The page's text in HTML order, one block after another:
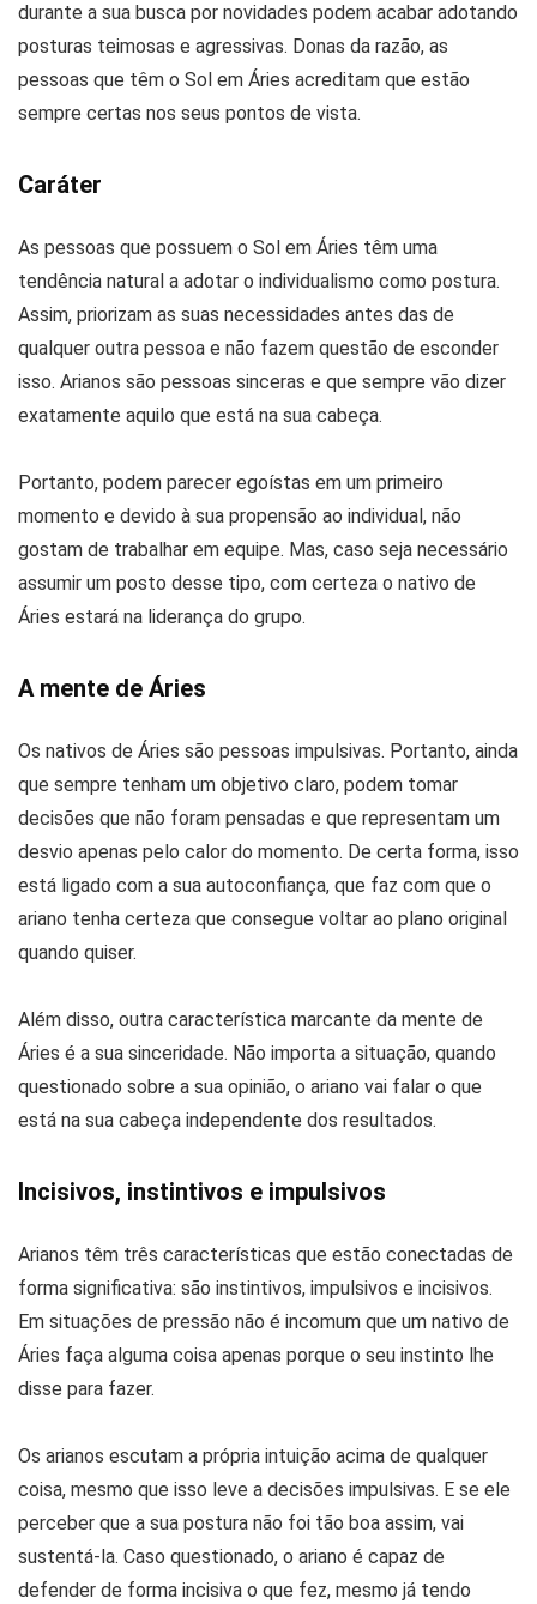
durante a sua busca por novidades podem acabar adotando
posturas teimosas e agressivas. Donas da razão, as
pessoas que têm o Sol em Áries acreditam que estão
sempre certas nos seus pontos de vista.
Caráter
As pessoas que possuem o Sol em Áries têm uma
tendência natural a adotar o individualismo como postura.
Assim, priorizam as suas necessidades antes das de
qualquer outra pessoa e não fazem questão de esconder
isso. Arianos são pessoas sinceras e que sempre vão dizer
exatamente aquilo que está na sua cabeça.
Portanto, podem parecer egoístas em um primeiro
momento e devido à sua propensão ao individual, não
gostam de trabalhar em equipe. Mas, caso seja necessário
assumir um posto desse tipo, com certeza o nativo de
Áries estará na liderança do grupo.
A mente de Áries
Os nativos de Áries são pessoas impulsivas. Portanto, ainda
que sempre tenham um objetivo claro, podem tomar
decisões que não foram pensadas e que representam um
desvio apenas pelo calor do momento. De certa forma, isso
está ligado com a sua autoconfiança, que faz com que o
ariano tenha certeza que consegue voltar ao plano original
quando quiser.
Além disso, outra característica marcante da mente de
Áries é a sua sinceridade. Não importa a situação, quando
questionado sobre a sua opinião, o ariano vai falar o que
está na sua cabeça independente dos resultados.
Incisivos, instintivos e impulsivos
Arianos têm três características que estão conectadas de
forma significativa: são instintivos, impulsivos e incisivos.
Em situações de pressão não é incomum que um nativo de
Áries faça alguma coisa apenas porque o seu instinto lhe
disse para fazer.
Os arianos escutam a própria intuição acima de qualquer
coisa, mesmo que isso leve a decisões impulsivas. E se ele
perceber que a sua postura não foi tão boa assim, vai
sustentá-la. Caso questionado, o ariano é capaz de
defender de forma incisiva o que fez, mesmo já tendo